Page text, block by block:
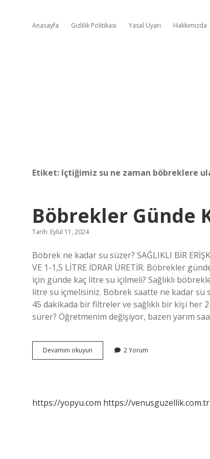
Anasayfa Gizlilik Politikası Yasal Uyarı Hakkımızda
Etiket: Içtiğimiz su ne zaman böbreklere
Böbrekler Günde
Tarih: Eylül 11, 2024
Böbrek ne kadar su süzer? SAĞLIKLI BİR
VE 1-1,5 LİTRE İDRAR ÜRETİR. Böbrekler
için günde kaç litre su içilmeli? Sağlıklı
litre su içmelisiniz. Böbrek saatte ne kadar
45 dakikada bir filtreler ve sağlıklı bir kişi her
sürer? Öğretmenim değişiyor, bazen yarım
Devamını okuyun Böbrekler
Günde
2 Yorum
https://yopyu.com https://venusguzellik.com.tr